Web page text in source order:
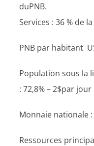
duPNB.
Services : 36 % de
PNB par habitant
Population sous la
: 72,8% – 2$par jour
Monnaie nationale :
Ressources